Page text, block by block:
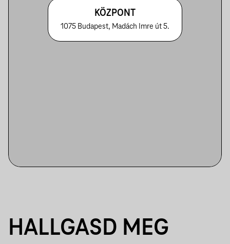
KÖZPONT
1075 Budapest, Madách Imre út 5.
HALLGASD MEG